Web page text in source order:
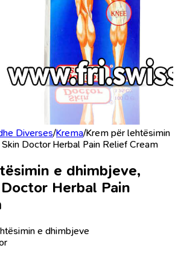
Diverses/Krema/Krem për lehtësimin
Doctor Herbal Pain Relief Cream
e dhimbjeve,
Herbal Pain
e dhimbjeve